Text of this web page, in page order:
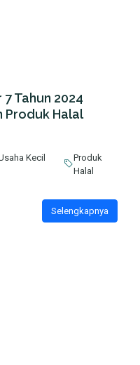
Tahun 2024
Produk Halal
Kecil
Produk
Halal
Selengkapnya